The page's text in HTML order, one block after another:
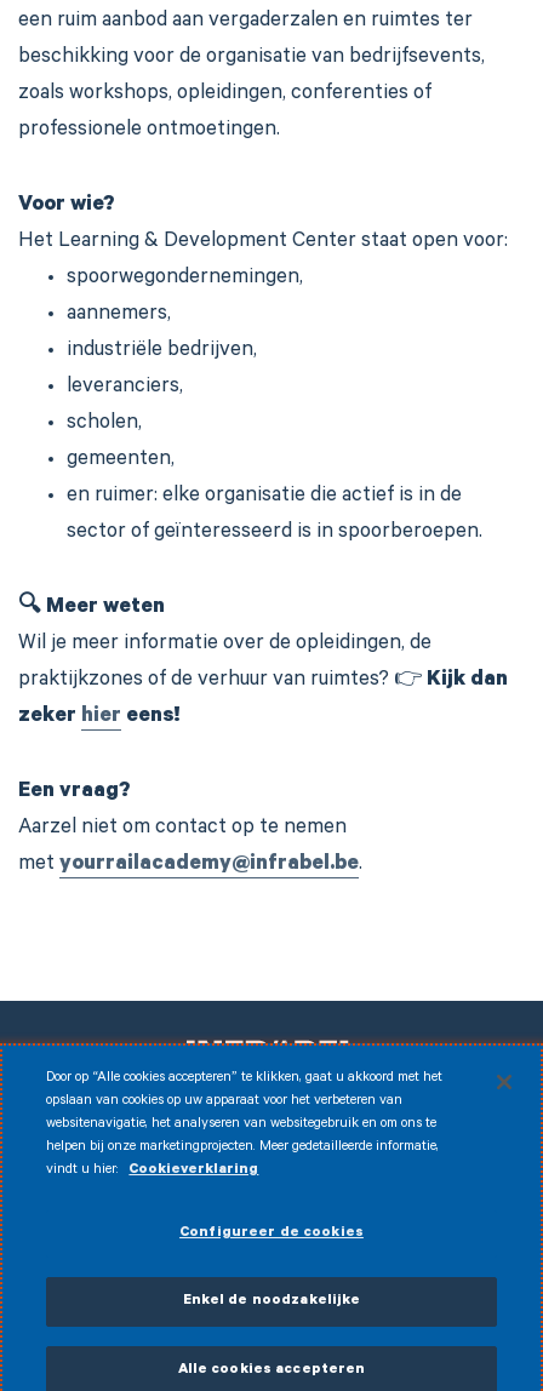
een ruim aanbod aan vergaderzalen en ruimtes ter
beschikking voor de organisatie van bedrijfsevents,
zoals workshops, opleidingen, conferenties of
professionele ontmoetingen.
Voor wie?
Het Learning & Development Center staat open voor:
spoorwegondernemingen,
aannemers,
industriële bedrijven,
leveranciers,
scholen,
gemeenten,
en ruimer: elke organisatie die actief is in de
sector of geïnteresseerd is in spoorberoepen.
🔍 Meer weten
Wil je meer informatie over de opleidingen, de
praktijkzones of de verhuur van ruimtes? 👉 Kijk dan
zeker hier eens!
Een vraag?
Aarzel niet om contact op te nemen
met yourrailacademy@infrabel.be.
FacebookInstagramLinkedInYoutube
Disclaimer
Algemene verkoopsvoorwaarden
My Infrabel
Door op “Alle cookies accepteren” te klikken, gaat u akkoord met het
opslaan van cookies op uw apparaat voor het verbeteren van
websitenavigatie, het analyseren van websitegebruik en om ons te
helpen bij onze marketingprojecten. Meer gedetailleerde informatie,
vindt u hier:
Cookieverklaring
Configureer de cookies
Enkel de noodzakelijke
Alle cookies accepteren